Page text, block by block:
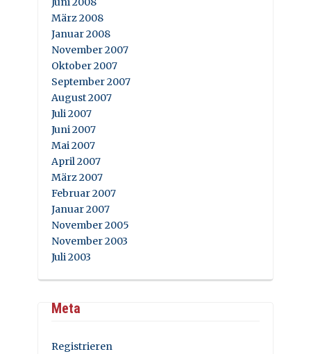
März 2008
Januar 2008
November 2007
Oktober 2007
September 2007
August 2007
Juli 2007
Juni 2007
Mai 2007
April 2007
März 2007
Februar 2007
Januar 2007
November 2005
November 2003
Juli 2003
Meta
Registrieren